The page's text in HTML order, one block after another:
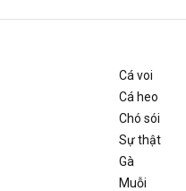
Cá voi
Cá heo
Chó sói
Sự thật
Gà
Muỗi